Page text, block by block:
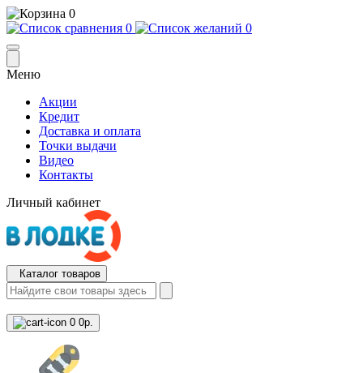
0
0
0
Меню
Акции
Кредит
Доставка и оплата
Точки выдачи
Видео
Контакты
Личный кабинет
Каталог товаров
0 0р.